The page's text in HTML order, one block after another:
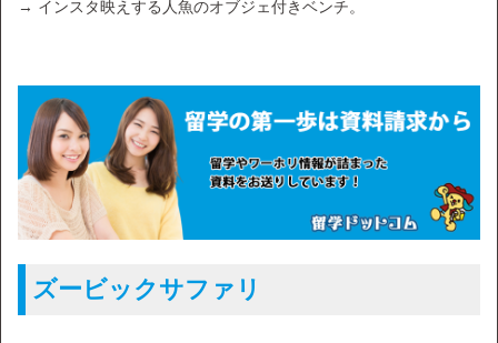
→ インスタ映えする人魚のオブジェ付きベンチ。
ズービックサファリ